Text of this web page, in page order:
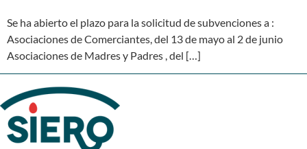
Se ha abierto el plazo para la solicitud de subvenciones a :
Asociaciones de Comerciantes, del 13 de mayo al 2 de junio
Asociaciones de Madres y Padres , del […]